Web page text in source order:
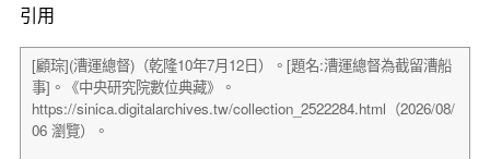
引用